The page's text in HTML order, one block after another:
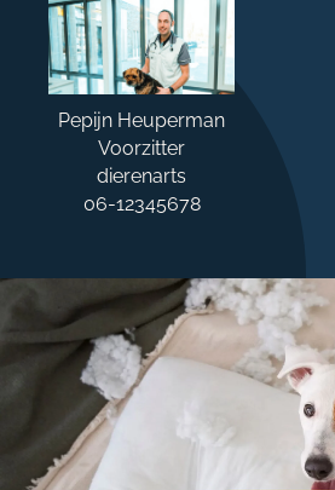
Pepijn Heuperman
Voorzitter
dierenarts
06-12345678